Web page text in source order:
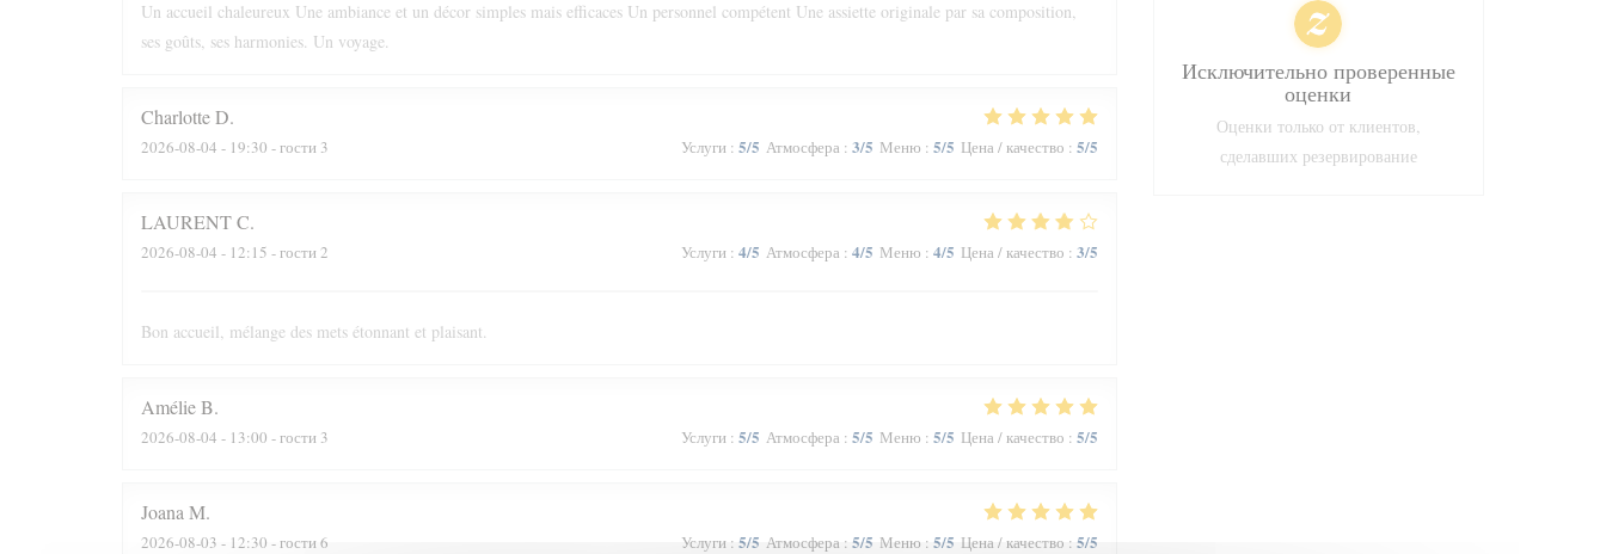
Un accueil chaleureux Une ambiance et un décor simples mais efficaces Un personnel compétent Une assiette originale par sa composition,
ses goûts, ses harmonies. Un voyage.
CharlotteD
2026-08-04 - 19:30 - гости 3 Услуги : 5/5 Атмосфера : 3/5 Меню : 5/5 Цена / качество : 5/5
LAURENTC
2026-08-04 - 12:15 - гости 2 Услуги : 4/5 Атмосфера : 4/5 Меню : 4/5 Цена / качество : 3/5
Bon accueil, mélange des mets étonnant et plaisant.
AmélieB
2026-08-04 - 13:00 - гости 3 Услуги : 5/5 Атмосфера : 5/5 Меню : 5/5 Цена / качество : 5/5
Joana M
2026-08-03 - 12:30 - гости 6 Услуги: 5/5 Атмосфера: 5/5 Меню : 5/5 Цена / качество : 5/5
Исключительно проверенные
оценки
Оценки только от клиентов,
сделавших резервирование